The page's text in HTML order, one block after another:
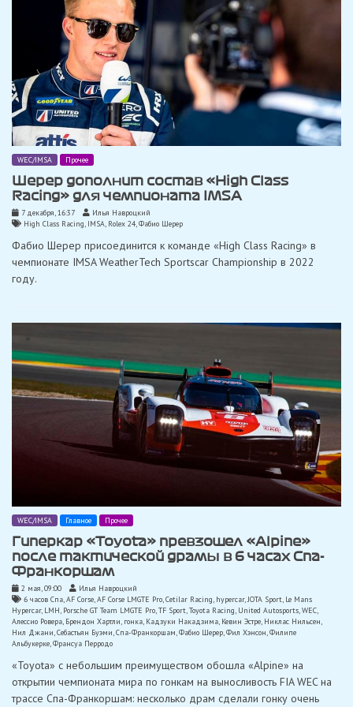
WEC/IMSA Прочее
Шерер дополнит состав «High Class
Racing» для чемпионата IMSA
7 декабря, 16:37
Илья Навроцкий
High Class Racing, IMSA, Rolex 24,Фабио Шерер
Фабио Шерер присоединится к команде «High Class Racing» в
чемпионате IMSA WeatherTech Sportscar Championship в 2022
году.
WEC/IMSA Главное Прочее
Гиперкар «Toyota» превзошел «Alpine»
после тактической драмы в 6 часах Спа-
Франкоршам
2 мая, 09:00
Илья Навроцкий
6 часов Спа,AF Corse,AF Corse LMGTE Pro,Cetilar Racing, hypercar,JOTA Sport, Le Mans
Hypercar, LMH, Porsche GT Team LMGTE Pro,TF Sport,Toyota Racing, United Autosports,WEC
Алессио Ровера, Брендон Хартли, гонка, Кадзуки Накадзима, Кевин Эстре, Никлас Нильсен
Нил Джани,Себастьян Буэми,Спа-Франкоршам,Фабио Шерер,Фил Хэнсон,Филипе
Альбукерке,Франсуа Перродо
«Toyota» с небольшим преимуществом обошла «Alpine» на
открытии чемпионата мира по гонкам на выносливость FIA WEC на
трассе Спа-Франкоршам: несколько драм сделали гонку очень